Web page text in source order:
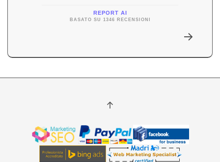
REPORT AI
BASATO SU 1346 RECENSIONI